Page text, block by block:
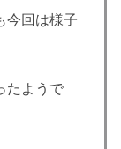
今回は様子
たようで